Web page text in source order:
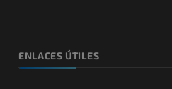
ENLACES ÚTILES